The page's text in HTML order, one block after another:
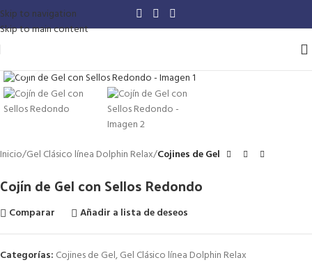
Skip to navigation
Skip to main content
Inicio Gel Clásico línea Dolphin Relax Cojines de Gel
Cojín de Gel con Sellos Redondo
Comparar Añadir a lista de deseos
Categorías: Cojines de Gel,Gel Clásico línea Dolphin Relax